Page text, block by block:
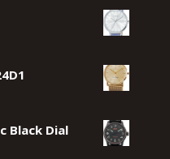
Black Dial